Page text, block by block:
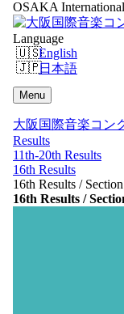
OSAKA
Language
English
日本語
Menu
大阪国際音楽コン
Results
11th-20th Results
16th Results
16th Results /
16th Results /